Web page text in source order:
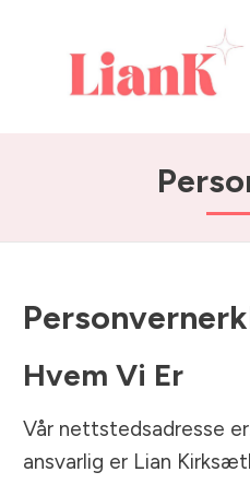
Hvem Vi Er
Vår nettstedsadresse
ansvarlig er Lian